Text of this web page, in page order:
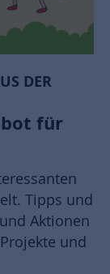
DER
für
Tipps und
Aktionen
und